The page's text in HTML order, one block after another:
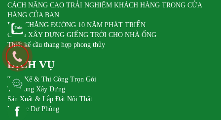
CÁCH NÂNG CAO TRẢI NGHIỆM KHÁCH HÀNG TRONG CỬA
HÀNG CỦA BẠN
DIFA CHẶNG ĐƯỜNG 10 NĂM PHÁT TRIỂN
CÁCH XÂY DỰNG GIẾNG TRỜI CHO NHÀ ỐNG
Thiết kế cầu thang hợp phong thủy
DỊCH VỤ
Thiết Kế & Thi Công Trọn Gói
Thi Công Xây Dựng
Sản Xuất & Lắp Đặt Nội Thất
Pin Sạc Dự Phòng